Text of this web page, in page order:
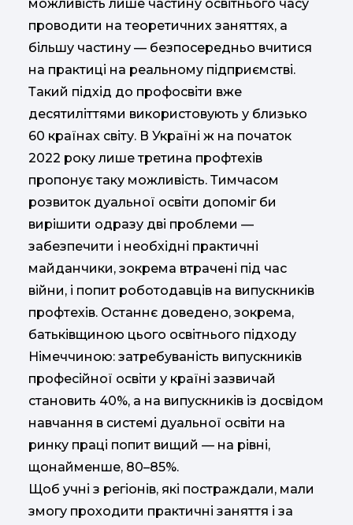
можливість лише частину освітнього часу
проводити на теоретичних заняттях, а
більшу частину — безпосередньо вчитися
на практиці на реальному підприємстві.
Такий підхід до профосвіти вже
десятиліттями використовують у близько
60 країнах світу. В Україні ж на початок
2022 року лише третина профтехів
пропонує таку можливість. Тимчасом
розвиток дуальної освіти допоміг би
вирішити одразу дві проблеми —
забезпечити і необхідні практичні
майданчики, зокрема втрачені під час
війни, і попит роботодавців на випускників
профтехів. Останнє доведено, зокрема,
батьківщиною цього освітнього підходу
Німеччиною: затребуваність випускників
професійної освіти у країні зазвичай
становить 40%, а на випускників із досвідом
навчання в системі дуальної освіти на
ринку праці попит вищий — на рівні,
щонайменше, 80–85%.
Щоб учні з регіонів, які постраждали, мали
змогу проходити практичні заняття і за